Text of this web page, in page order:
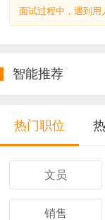
面试过程中，遇到用
智能推荐
热门职位
文员
销售